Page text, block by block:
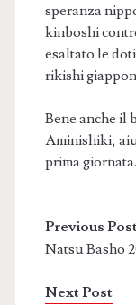
speranza
kinboshi
esaltato le
rikishi
Bene anche il
Aminishiki,
prima giornata.
Previous
Natsu Basho
Next Post